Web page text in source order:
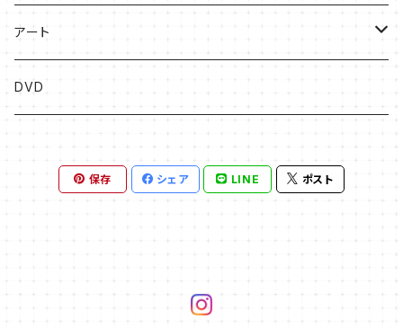
ソングブック
漫画
アート
版画
フライヤー原画
DVD
保存 シェア LINE ポスト